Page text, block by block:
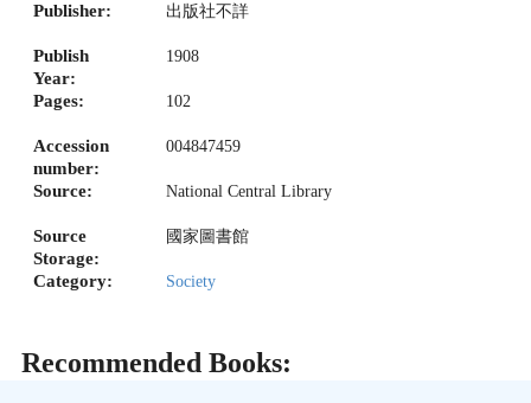
Publisher: 出版社不詳
Publish
Year:
1908
Pages: 102
Accession
number:
004847459
Source: National Central Library
Source
Storage:
國家圖書館
Category: Society
Recommended Books: